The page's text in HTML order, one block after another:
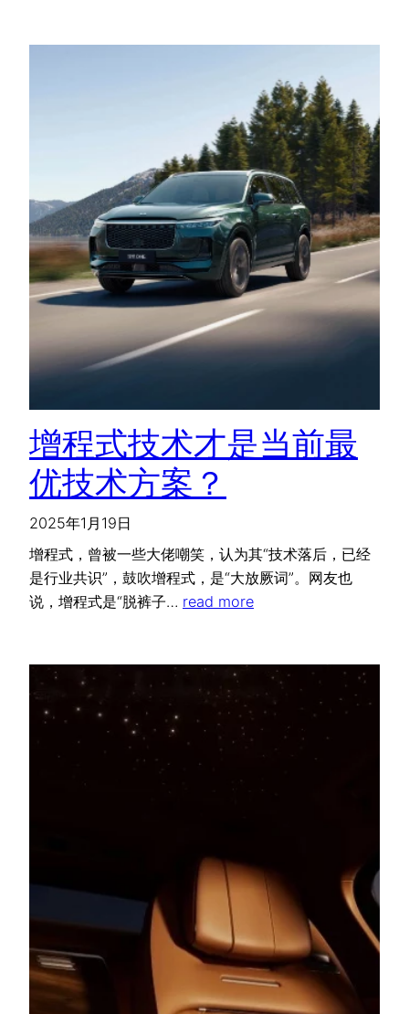
增程式技术才是当前最
优技术方案？
2025年1月19日
增程式，曾被一些大佬嘲笑，认为其“技术落后，已经
是行业共识”，鼓吹增程式，是“大放厥词”。网友也
说，增程式是“脱裤子… read more